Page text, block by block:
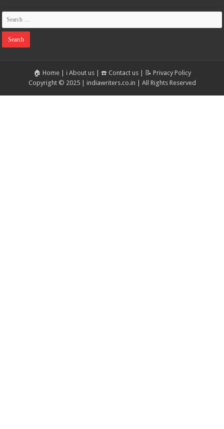
🏠 Home| ℹ️ About us| ☎️ Contact us|
📝 Privacy Policy
Copyright © 2025 | indiawriters.co.in | All Rights Reserved